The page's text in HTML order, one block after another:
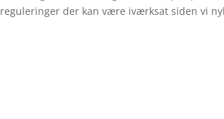
reguleringer der kan være iværksat siden vi